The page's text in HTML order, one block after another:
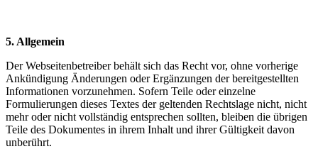
5. Allgemein
Der Webseitenbetreiber behält sich das Recht vor, ohne vorherige
Ankündigung Änderungen oder Ergänzungen der bereitgestellten
Informationen vorzunehmen. Sofern Teile oder einzelne
Formulierungen dieses Textes der geltenden Rechtslage nicht, nicht
mehr oder nicht vollständig entsprechen sollten, bleiben die übrigen
Teile des Dokumentes in ihrem Inhalt und ihrer Gültigkeit davon
unberührt.